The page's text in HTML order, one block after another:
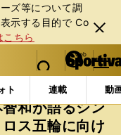
ズ等について調
⽰する⽬的で Co
こちら
閉じ
る
web Sportiva (webスポルティーバ)
検索
マイペ
ー
ジ
メニュ
ト 連載 動
技 日本男子卓球の
和が語るシン
ス五輪に向け